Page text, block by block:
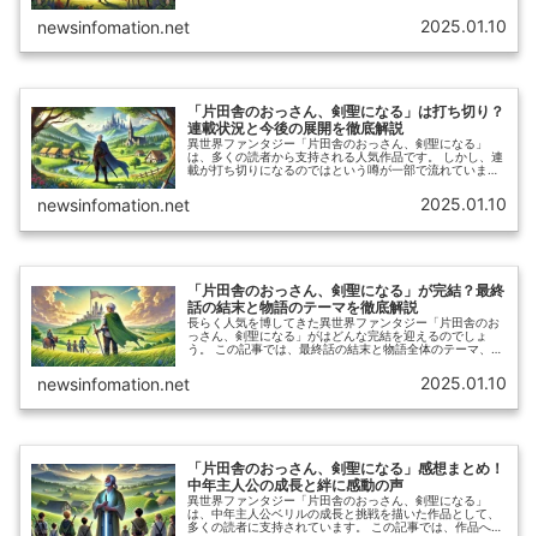
newsinfomation.net 2025.01.10
「片田舎のおっさん、剣聖になる」は打ち切り？
連載状況と今後の展開を徹底解説
異世界ファンタジー「片田舎のおっさん、剣聖になる」
は、多くの読者から支持される人気作品です。 しかし、連
載が打ち切りになるのではという噂が一部で流れていま
newsinfomation.net 2025.01.10
「片田舎のおっさん、剣聖になる」が完結？最終
話の結末と物語のテーマを徹底解説
長らく人気を博してきた異世界ファンタジー「片田舎のお
っさん、剣聖になる」がはどんな完結を迎えるのでしょ
う。 この記事では、最終話の結末と物語全体のテーマ、そ
newsinfomation.net 2025.01.10
「片田舎のおっさん、剣聖になる」感想まとめ！
中年主人公の成長と絆に感動の声
異世界ファンタジー「片田舎のおっさん、剣聖になる」
は、中年主人公ベリルの成長と挑戦を描いた作品として、
多くの読者に支持されています。 この記事では、作品への